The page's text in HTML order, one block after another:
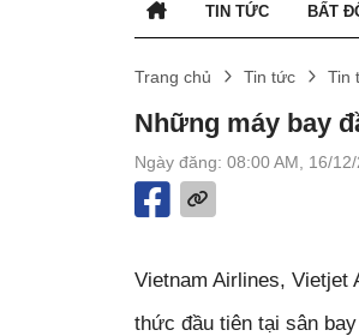
TIN TỨC BẤT
Trang chủ Tin tức Tin
Những máy bay
Ngày đăng: 08:00 AM, 16/
Vietnam Airlines, Vietjet
thức đầu tiên tại sân